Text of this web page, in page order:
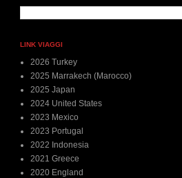
LINK VIAGGI
2026 Turkey
2025 Marrakech (Marocco)
2025 Japan
2024 United States
2023 Mexico
2023 Portugal
2022 Indonesia
2021 Greece
2020 England